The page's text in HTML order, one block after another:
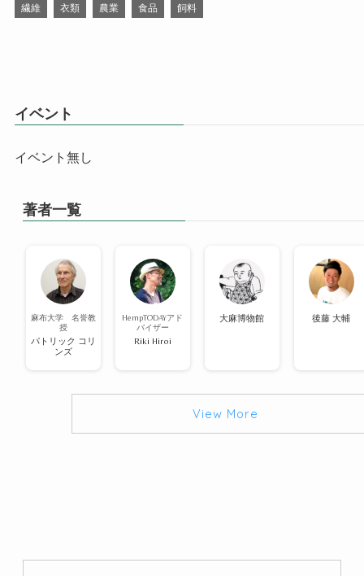
繊維 衣類 農業 食品 飼料
イベント
イベント無し
著者一覧
麻布大学 名誉教
授
パトリック コリ
ンズ
HempTODAYアド
バイザー
Riki Hiroi
大麻博物館 後藤 大輔
View More